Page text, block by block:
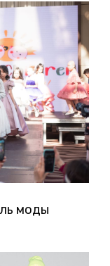
моды